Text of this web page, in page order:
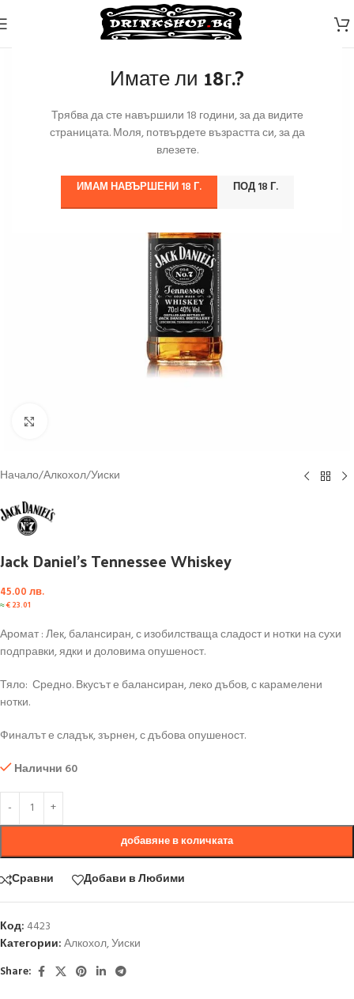
Имате ли 18г.?
Трябва да сте навършили 18 години, за да видите
страницата. Моля, потвърдете възрастта си, за да
влезете.
ИМАМ НАВЪРШЕНИ 18 Г. ПОД 18 Г.
Начало/Алкохол/Уиски
Jack Daniel’s Tennessee Whiskey
45.00 лв.
≈€23.01
Аромат : Лек, балансиран, с изобилстваща сладост и нотки на сухи
подправки, ядки и доловима опушеност.
Тяло: Средно. Вкусът е балансиран, леко дъбов, с карамелени
нотки.
Финалът е сладък, зърнен, с дъбова опушеност.
Налични 60
добавяне в количката
Сравни Добави в Любими
Код: 4423
Категории:Алкохол,Уиски
Share: